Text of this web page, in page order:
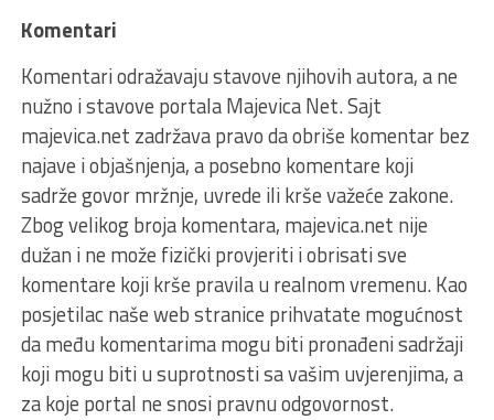
Komentari
Komentari odražavaju stavove njihovih autora, a ne
nužno i stavove portala Majevica Net. Sajt
majevica.net zadržava pravo da obriše komentar bez
najave i objašnjenja, a posebno komentare koji
sadrže govor mržnje, uvrede ili krše važeće zakone.
Zbog velikog broja komentara, majevica.net nije
dužan i ne može fizički provjeriti i obrisati sve
komentare koji krše pravila u realnom vremenu. Kao
posjetilac naše web stranice prihvatate mogućnost
da među komentarima mogu biti pronađeni sadržaji
koji mogu biti u suprotnosti sa vašim uvjerenjima, a
za koje portal ne snosi pravnu odgovornost.